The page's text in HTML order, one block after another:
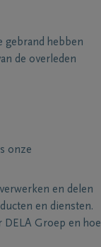
gebrand hebben
de overleden
onze
en delen
en diensten.
Groep en hoe